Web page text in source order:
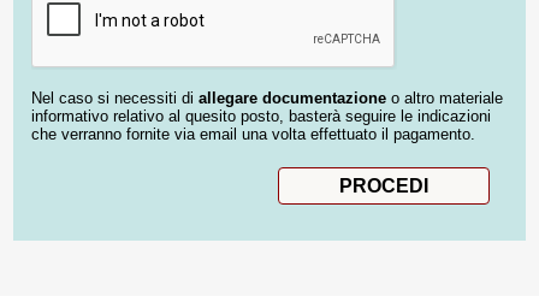
Nel caso si necessiti di allegare documentazione o altro materiale
informativo relativo al quesito posto, basterà seguire le indicazioni
che verranno fornite via email una volta effettuato il pagamento.